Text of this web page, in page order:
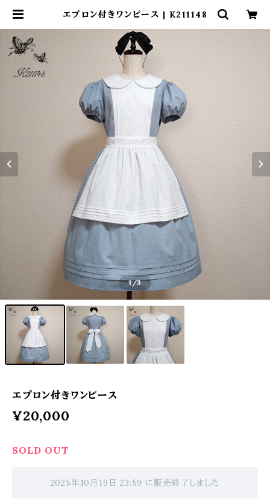
エプロン付きワンピース | K211148
1/3
エプロン付きワンピース
¥20,000
SOLD OUT
2025年10月19日 23:59 に販売終了しました